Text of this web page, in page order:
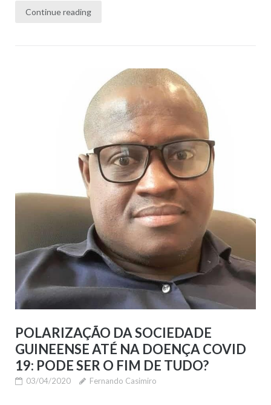
Continue reading
POLARIZAÇÃO DA SOCIEDADE
GUINEENSE ATÉ NA DOENÇA COVID
19: PODE SER O FIM DE TUDO?
03/04/2020 Fernando Casimiro